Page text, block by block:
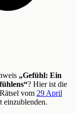
„Gefühl: Ein
? Hier ist die
vom 29 April
einzublenden.